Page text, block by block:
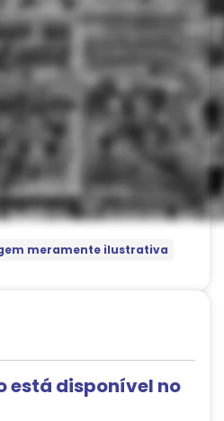
meramente ilustrativa
está disponível no